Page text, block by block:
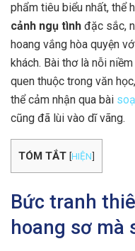
phẩm tiêu biểu nhất, thể
cảnh ngụ tình đặc sắc,
hoang vắng hòa quyện
khách. Bài thơ là nỗi
quen thuộc trong văn
thể cảm nhận qua bài
cũng đã lùi vào dĩ vãng.
TÓM TẮT [HIỆN]
Bức tranh
hoang sơ mà